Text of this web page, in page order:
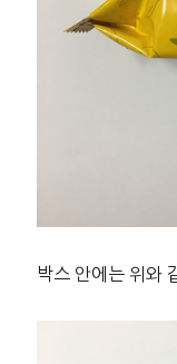
박스 안에는 위와